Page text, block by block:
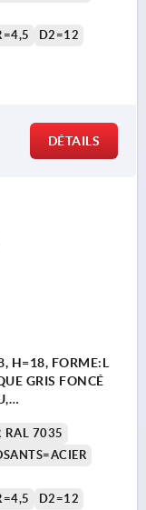
D2=12
DÉTAILS
H=18, FORME:L
GRIS FONCÉ
RAL 7035
D2=12